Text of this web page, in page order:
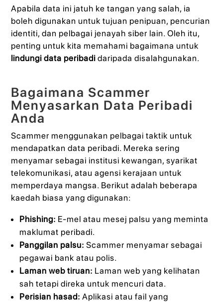
Apabila data ini jatuh ke tangan yang salah, ia
boleh digunakan untuk tujuan penipuan, pencurian
identiti, dan pelbagai jenayah siber lain. Oleh itu,
penting untuk kita memahami bagaimana untuk
lindungi data peribadi daripada disalahgunakan.
Bagaimana Scammer
Menyasarkan Data Peribadi
Anda
Scammer menggunakan pelbagai taktik untuk
mendapatkan data peribadi. Mereka sering
menyamar sebagai institusi kewangan, syarikat
telekomunikasi, atau agensi kerajaan untuk
memperdaya mangsa. Berikut adalah beberapa
kaedah biasa yang digunakan:
Phishing: E-mel atau mesej palsu yang meminta
maklumat peribadi.
Panggilan palsu: Scammer menyamar sebagai
pegawai bank atau polis.
Laman web tiruan: Laman web yang kelihatan
sah tetapi direka untuk mencuri data.
Perisian hasad: Aplikasi atau fail yang